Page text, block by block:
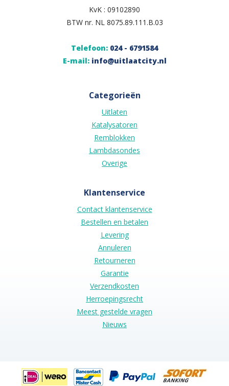
KvK : 09102890
BTW nr. NL 8075.89.111.B.03
Telefoon: 024 - 6791584
E-mail: info@uitlaatcity.nl
Categorieën
Uitlaten
Katalysatoren
Remblokken
Lambdasondes
Overige
Klantenservice
Contact klantenservice
Bestellen en betalen
Levering
Annuleren
Retourneren
Garantie
Verzendkosten
Herroepingsrecht
Meest gestelde vragen
Nieuws